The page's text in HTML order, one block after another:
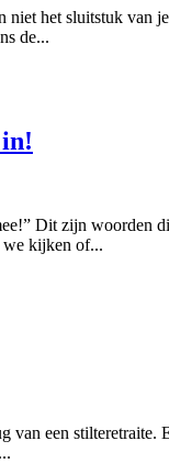
het sluitstuk van
de...
Dit zijn woorden
we kijken of...
een stilteretraite.